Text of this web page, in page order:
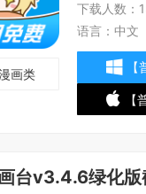
画类
下载人数：
语言：中文
台v3.4.6绿化版